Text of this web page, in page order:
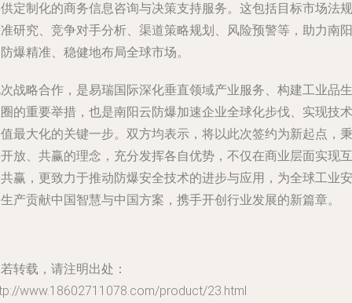
定制化的商务信息咨询与决策支持服务。这包括目标市场法规
研究、竞争对手分析、渠道策略规划、风险预警等，助力南阳
爆精准、稳健地布局全球市场。
战略合作，是易瑞国际深化垂直领域产业服务、构建工业品生
的重要举措，也是南阳云防爆加速企业全球化步伐、实现技术
最大化的关键一步。双方均表示，将以此次签约为新起点，秉
放、共赢的理念，充分发挥各自优势，不仅在商业层面实现互
赢，更致力于推动防爆安全技术的进步与应用，为全球工业安
产贡献中国智慧与中国方案，携手开创行业发展的新篇章。
转载，请注明出处：
www.18602711078.com/product/23.html